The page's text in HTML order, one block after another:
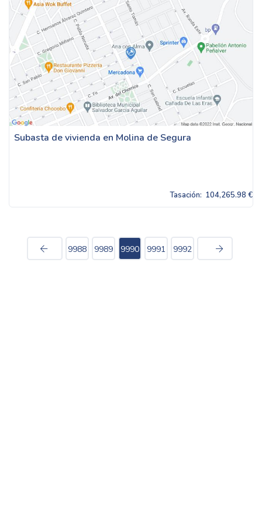
Subasta de vivienda en Molina de Segura
Tasación: 104,265.98 €
9988 9989 9990 9991 9992